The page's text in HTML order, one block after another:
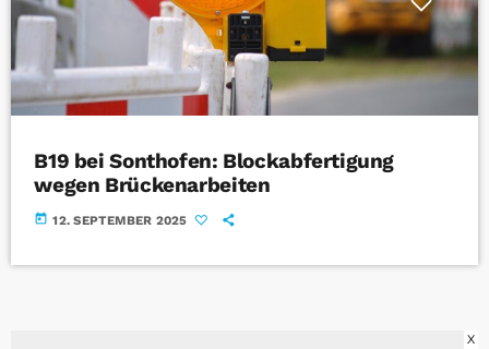
B19 bei Sonthofen: Blockabfertigung
wegen Brückenarbeiten
today 12. SEPTEMBER 2025
X